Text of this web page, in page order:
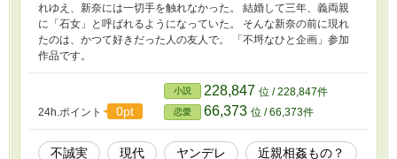
れゆえ、新奈には一切手を触れなかった。 結婚して三年、義両親
に「石女」と呼ばれるようになっていた。 そんな新奈の前に現れ
たのは、かつて好きだった人の友人で。 「不埒なひと企画」参加
作品です。
24h.ポイント 0pt
小説 228,847 位 / 228,847件
恋愛 66,373 位 / 66,373件
不誠実 現代 ヤンデレ 近親相姦もの？